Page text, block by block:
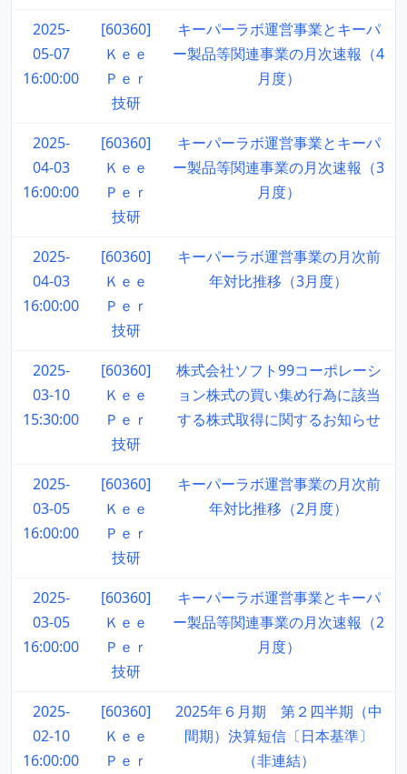
2025-
05-07
16:00:00
[60360]
Ｋｅｅ
Ｐｅｒ
技研
キーパーラボ運営事業とキーパ
ー製品等関連事業の月次速報（4
月度）
2025-
04-03
16:00:00
[60360]
Ｋｅｅ
Ｐｅｒ
技研
キーパーラボ運営事業とキーパ
ー製品等関連事業の月次速報（3
月度）
2025-
04-03
16:00:00
[60360]
Ｋｅｅ
Ｐｅｒ
技研
キーパーラボ運営事業の月次前
年対比推移（3月度）
2025-
03-10
15:30:00
[60360]
Ｋｅｅ
Ｐｅｒ
技研
株式会社ソフト99コーポレーシ
ョン株式の買い集め行為に該当
する株式取得に関するお知らせ
2025-
03-05
16:00:00
[60360]
Ｋｅｅ
Ｐｅｒ
技研
キーパーラボ運営事業の月次前
年対比推移（2月度）
2025-
03-05
16:00:00
[60360]
Ｋｅｅ
Ｐｅｒ
技研
キーパーラボ運営事業とキーパ
ー製品等関連事業の月次速報（2
月度）
2025-
02-10
16:00:00
[60360]
Ｋｅｅ
Ｐｅｒ
2025年６月期 第２四半期（中
間期）決算短信〔日本基準〕
（非連結）